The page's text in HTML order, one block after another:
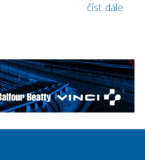
číst dále